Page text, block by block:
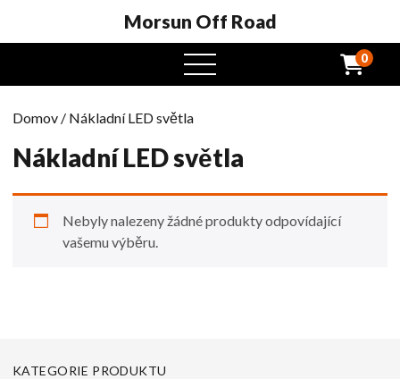
Morsun Off Road
Otevřená
nabídka
0
Domov / Nákladní LED světla
Nákladní LED světla
Nebyly nalezeny žádné produkty odpovídající
vašemu výběru.
KATEGORIE PRODUKTU